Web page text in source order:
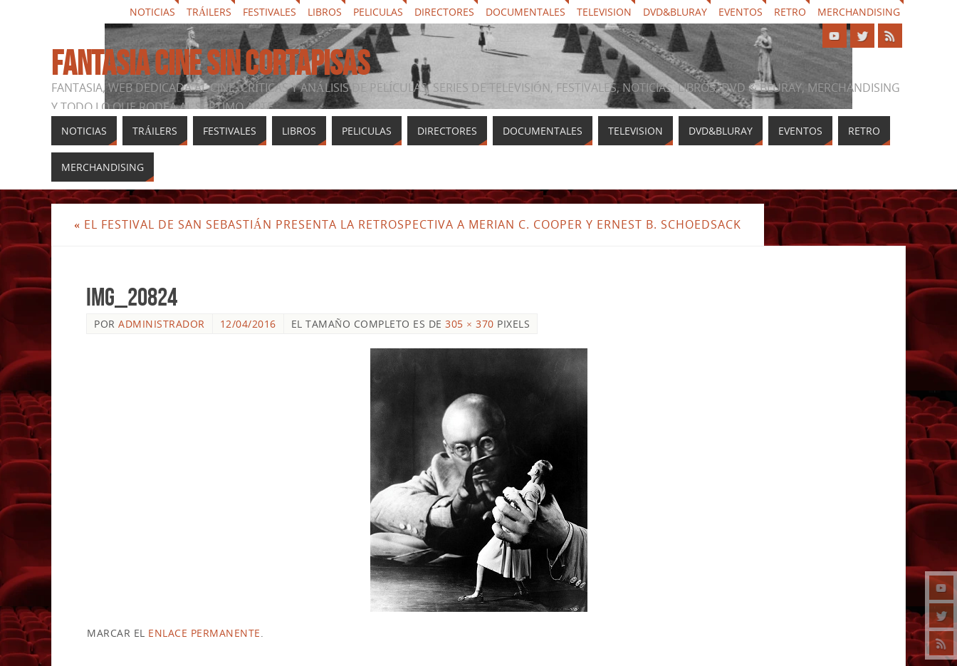
NOTICIAS TRÁILERS FESTIVALES LIBROS PELICULAS DIRECTORES DOCUMENTALES TELEVISION DVD&BLURAY EVENTOS RETRO MERCHANDISING
FANTASIA CINE SIN CORTAPISAS
FANTASIA, WEB DEDICADA AL CINE, CRÍTICAS Y ANÁLISIS DE PELÍCULAS, SERIES DE TELEVISIÓN, FESTIVALES, NOTICIAS, LIBROS, DVD & BLURAY, MERCHANDISING
Y TODO LO QUE RODEA AL SÉPTIMO ARTE
NOTICIAS TRÁILERS FESTIVALES LIBROS PELICULAS DIRECTORES DOCUMENTALES TELEVISION DVD&BLURAY EVENTOS RETRO
MERCHANDISING
« EL FESTIVAL DE SAN SEBASTIÁN PRESENTA LA RETROSPECTIVA A MERIAN C. COOPER Y ERNEST B. SCHOEDSACK
img_20824
POR ADMINISTRADOR 12/04/2016 EL TAMAÑO COMPLETO ES DE 305 × 370 PIXELS
MARCAR EL ENLACE PERMANENTE